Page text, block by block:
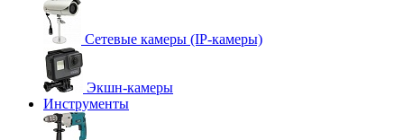
Сетевые камеры (IP-камеры)
Экшн-камеры
Инструменты